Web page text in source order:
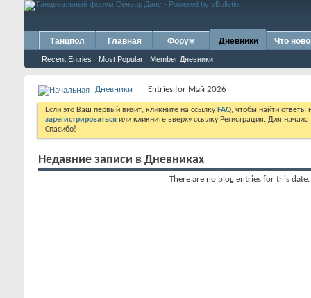
Танцпол Главная Форум Дневники
Recent Entries Most Popular Member Дневники
Что
Дневники Entries for Май 2026
Если это Ваш первый визит, кликните на ссылку FAQ, чтобы найти
зарегистрироваться или кликните вверху ссылку Регистрация. Для
Спасибо!
Недавние записи в Дневниках
There are no blog entries for this date.